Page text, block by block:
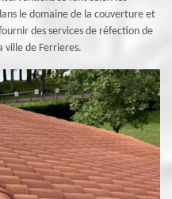
le domaine de la couverture et
des services de réfection de
ville de Ferrieres.